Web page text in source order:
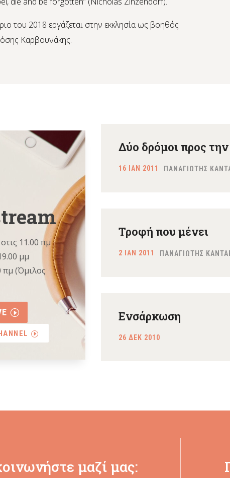
του 2018 εργάζεται στην εκκλησία ως βοηθός
Καρβουνάκης.
11.00 πμ
μμ
πμ (Όμιλος
Δύο δρόμοι προς
16 ΙΑΝ 2011 ΠΑΝΑΓΙΩΤΗΣ
Τροφή που μένει
2 ΙΑΝ 2011 ΠΑΝΑΓΙΩΤΗΣ
Ενσάρκωση
26 ΔΕΚ 2010
μαζί μας: